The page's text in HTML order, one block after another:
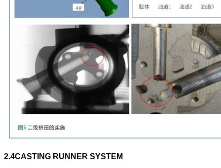
2.4CASTING RUNNER SYSTEM